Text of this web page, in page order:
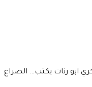
ابو رنات يكتب… الصراع